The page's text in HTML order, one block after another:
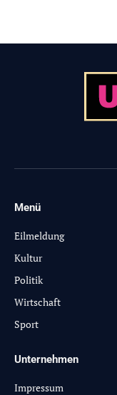
Menü
Eilmeldung
Kultur
Politik
Wirtschaft
Sport
Unternehmen
Impressum